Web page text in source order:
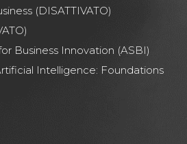
(DISATTIVATO)
Business Innovation (ASBI)
Intelligence: Foundations